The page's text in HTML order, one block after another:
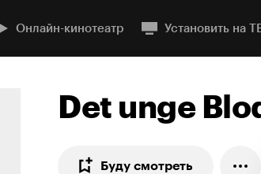
Онлайн-кинотеатр Установить на
Det unge
Буду смотреть